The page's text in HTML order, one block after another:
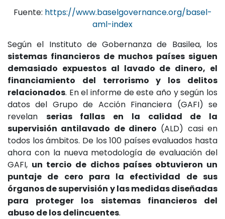
Fuente: https://www.baselgovernance.org/basel-
aml-index
Según el Instituto de Gobernanza de Basilea, los
sistemas financieros de muchos países siguen
demasiado expuestos al lavado de dinero, el
financiamiento del terrorismo y los delitos
relacionados. En el informe de este año y según los
datos del Grupo de Acción Financiera (GAFI) se
revelan serias fallas en la calidad de la
supervisión antilavado de dinero (ALD) casi en
todos los ámbitos. De los 100 países evaluados hasta
ahora con la nueva metodología de evaluación del
GAFI, un tercio de dichos países obtuvieron un
puntaje de cero para la efectividad de sus
órganos de supervisión y las medidas diseñadas
para proteger los sistemas financieros del
abuso de los delincuentes.